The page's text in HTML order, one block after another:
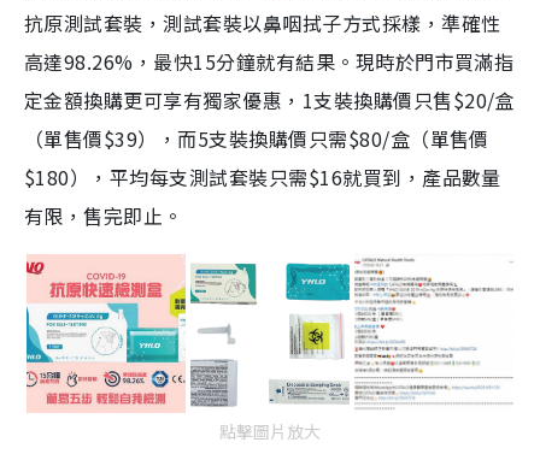
抗原測試套裝，測試套裝以鼻咽拭子方式採樣，準確性
高達98.26%，最快15分鐘就有結果。現時於門市買滿指
定金額換購更可享有獨家優惠，1支裝換購價只售$20/盒
（單售價$39），而5支裝換購價只需$80/盒（單售價
$180），平均每支測試套裝只需$16就買到，產品數量
有限，售完即止。
點擊圖片放大